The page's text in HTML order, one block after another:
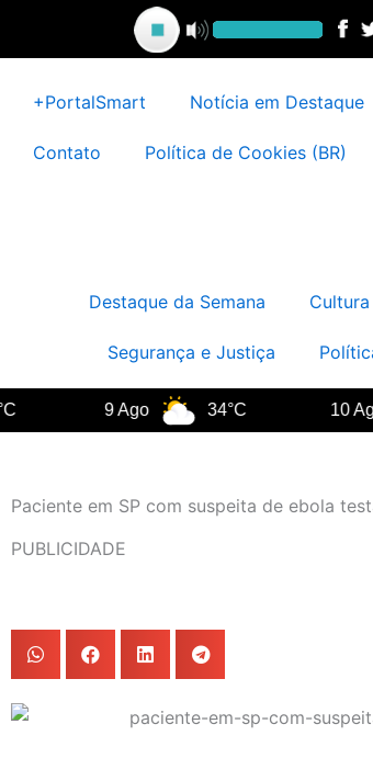
conteúdo
+PortalSmart Notícia em Destaque
Contato Política de Cookies (BR)
Destaque da Semana
Segurança e Justiça
9 Ago 34°C 10 Ago
Paciente em SP com suspeita de ebola
PUBLICIDADE